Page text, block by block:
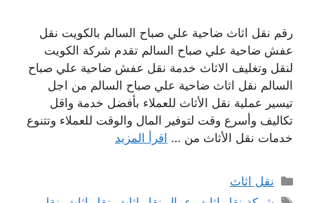
رقم نقل اثاث ضاحية علي صباح السالم بالكويت نقل
عفش ضاحية علي صباح السالم تقدم شركة الكويت
لنقل وتغليف الاثاث خدمة نقل عفش ضاحية علي صباح
السالم نقل اثاث ضاحية علي صباح السالم من اجل
تيسير عملية نقل الأثاث للعملاء بأفضل خدمة واقل
تكاليف وأسرع وقت لتوفير المال والوقت للعملاء وتتنوع
خدمات نقل الأثاث من … اقرأ المزيد
التصنيفات
نقل اثاث
الوسوم